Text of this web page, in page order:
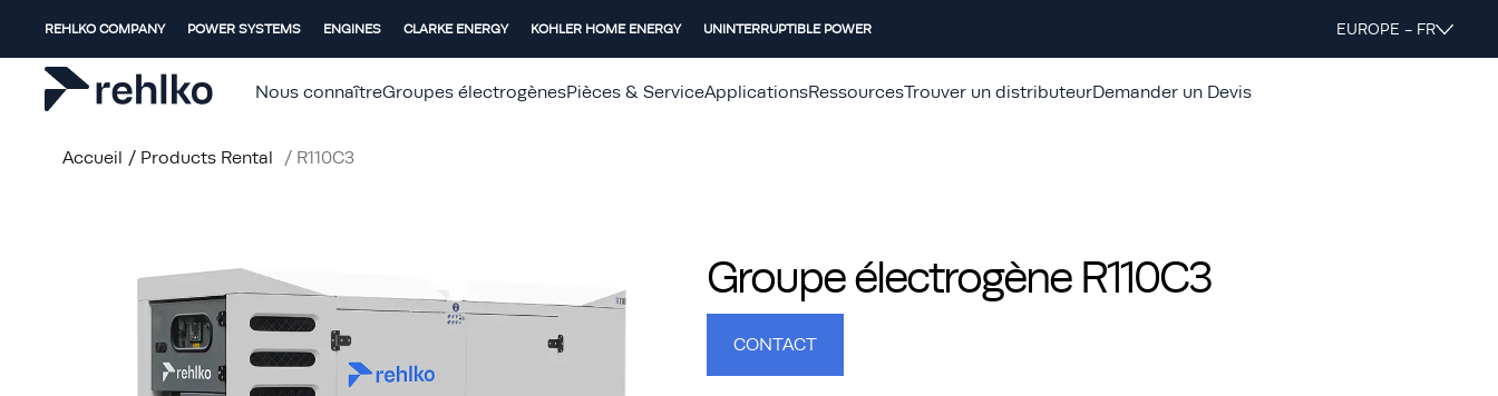
REHLKO COMPANY POWER SYSTEMS ENGINES CLARKE ENERGY KOHLER HOME ENERGY UNINTERRUPTIBLE POWER EUROPE - FR
Nous connaîtreGroupes électrogènesPièces & ServiceApplicationsRessourcesTrouver un distributeurDemander un Devis
Accueil / Products Rental / R110C3
Groupe électrogène R110C3
CONTACT